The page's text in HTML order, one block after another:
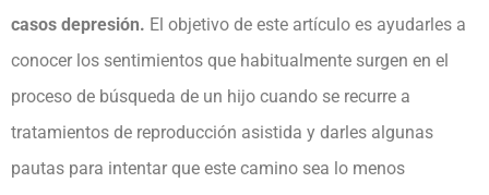
casos depresión. El objetivo de este artículo es ayudarles a
conocer los sentimientos que habitualmente surgen en el
proceso de búsqueda de un hijo cuando se recurre a
tratamientos de reproducción asistida y darles algunas
pautas para intentar que este camino sea lo menos